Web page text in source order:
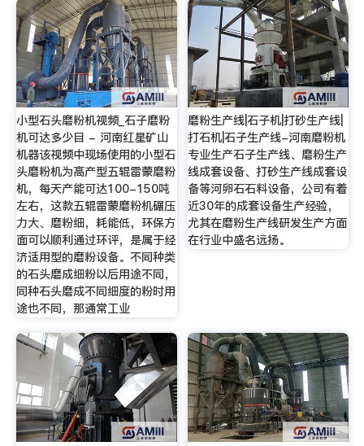
小型石头磨粉机视频_石子磨粉
机可达多少目 - 河南红星矿山
机器该视频中现场使用的小型石
头磨粉机为高产型五辊雷蒙磨粉
机，每天产能可达100-150吨
左右，这款五辊雷蒙磨粉机碾压
力大、磨粉细，耗能低，环保方
面可以顺利通过环评，是属于经
济适用型的磨粉设备。不同种类
的石头磨成细粉以后用途不同，
同种石头磨成不同细度的粉时用
途也不同，那通常工业
磨粉生产线|石子机|打砂生产线|
打石机|石子生产线-河南磨粉机
专业生产石子生产线、磨粉生产
线成套设备、打砂生产线成套设
备等河卵石石料设备，公司有着
近30年的成套设备生产经验，
尤其在磨粉生产线研发生产方面
在行业中盛名远扬。